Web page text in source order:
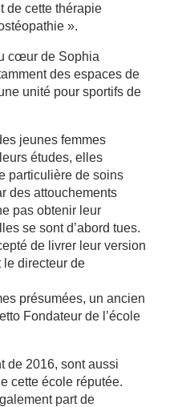
de cette thérapie
».
cœur de Sophia
des espaces de
unité pour sportifs de
jeunes femmes
études, elles
particulière de soins
des attouchements
pas obtenir leur
se sont d’abord tues.
de livrer leur version
directeur de
présumées, un ancien
Fondateur de l’école
de 2016, sont aussi
cette école réputée.
part de